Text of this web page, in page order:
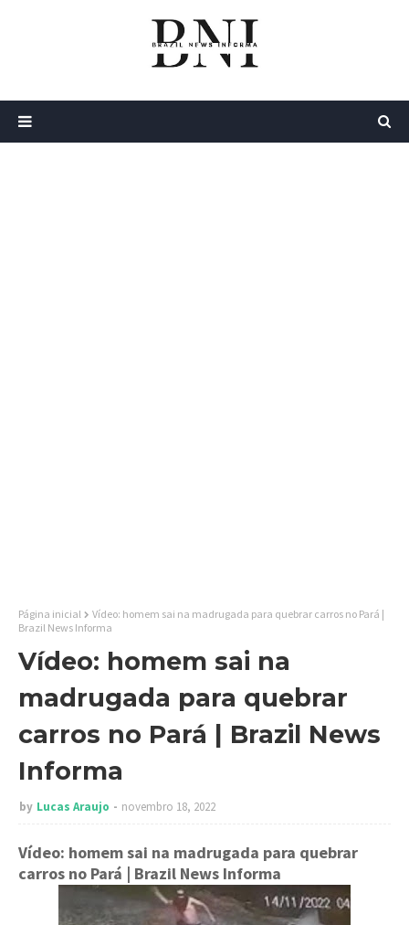
Página inicial
Vídeo: homem sai na madrugada para quebrar carros no Pará |
Brazil News Informa
Vídeo: homem sai na
madrugada para quebrar
carros no Pará | Brazil News
Informa
by Lucas Araujo novembro 18, 2022
Vídeo: homem sai na madrugada para quebrar
carros no Pará | Brazil News Informa